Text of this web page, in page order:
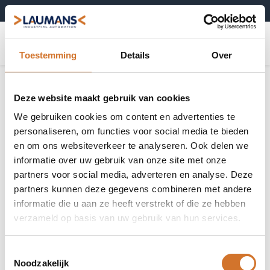
Toestemming Details Over
Deze website maakt gebruik van cookies
We gebruiken cookies om content en advertenties te
personaliseren, om functies voor social media te bieden
en om ons websiteverkeer te analyseren. Ook delen we
informatie over uw gebruik van onze site met onze
partners voor social media, adverteren en analyse. Deze
partners kunnen deze gegevens combineren met andere
informatie die u aan ze heeft verstrekt of die ze hebben
verzameld op basis van uw gebruik van hun services.
Noodzakelijk
0